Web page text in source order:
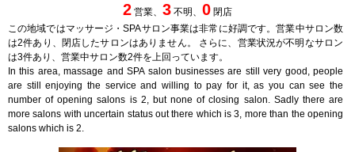
2 営業、 3 不明、 0 閉店
この地域ではマッサージ・SPAサロン事業は非常に好調です。営業中サロン数
は2件あり、閉店したサロンはありません。 さらに、営業状況が不明なサロン
は3件あり、営業中サロン数2件を上回っています。
In this area, massage and SPA salon businesses are still very good, people
are still enjoying the service and willing to pay for it, as you can see the
number of opening salons is 2, but none of closing salon. Sadly there are
more salons with uncertain status out there which is 3, more than the opening
salons which is 2.